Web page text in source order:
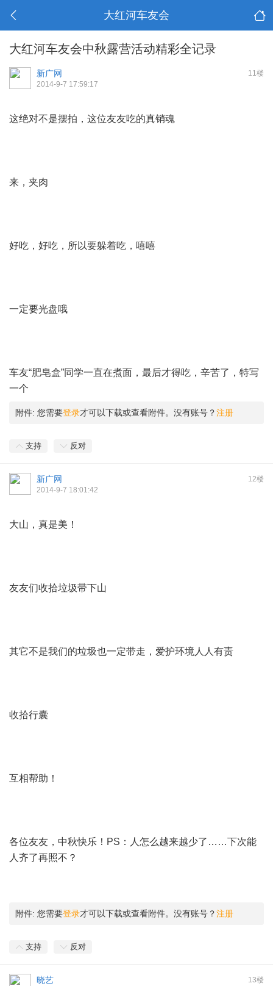
大红河车友会
大红河车友会中秋露营活动精彩全记录
11楼
新广网
2014-9-7 17:59:17
这绝对不是摆拍，这位友友吃的真销魂
来，夹肉
好吃，好吃，所以要躲着吃，嘻嘻
一定要光盘哦
车友“肥皂盒”同学一直在煮面，最后才得吃，辛苦了，特写
一个
附件: 您需要登录才可以下载或查看附件。没有账号？注册
支持 反对
12楼
新广网
2014-9-7 18:01:42
大山，真是美！
友友们收拾垃圾带下山
其它不是我们的垃圾也一定带走，爱护环境人人有责
收拾行囊
互相帮助！
各位友友，中秋快乐！PS：人怎么越来越少了……下次能
人齐了再照不？
附件: 您需要登录才可以下载或查看附件。没有账号？注册
支持 反对
13楼
晓艺